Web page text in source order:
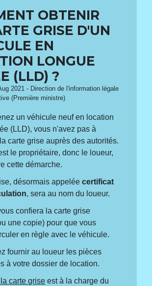
OBTENIR
GRISE D'UN
EN
LONGUE
(LLD) ?
2021 - Direction de l'information légale
(Première ministre)
un véhicule neuf en location
(LLD), vous n'avez pas à
carte grise auprès des autorités.
le propriétaire, donc le loueur,
cette démarche.
désormais appeléecertificat
, sera au nom du loueur.
confiera la carte grise
une copie) pour que vous
en règle avec le véhicule.
fournir au loueur les pièces
à votre dossier de location.
carte grise est à la charge du